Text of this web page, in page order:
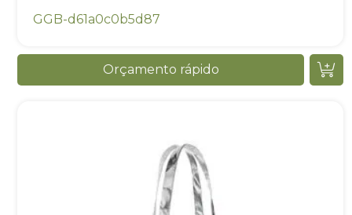
GGB-d61a0c0b5d87
Orçamento rápido